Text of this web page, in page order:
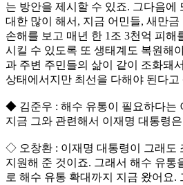
는 방안을 제시할 수 있죠. 그다음에
대한 많이 해서, 지금 어민들, 새만
손해를 보고 매년 한 1조 3천억 피해
시킬 수 있도록 또 생태계도 복원해
과 주변 주민들의 삶이 같이 조화돼
상태에서지만 최선을 다해야 된다고
◆ 김준우 : 해수 유통이 필요하다는
지금 그와 관련해서 이재명 대통령
◇ 오창환 : 이재명 대통령이 그래도
지원해 준 것이죠. 그래서 해수 유통
로 해수 유통 확대까지 지금 왔어요.